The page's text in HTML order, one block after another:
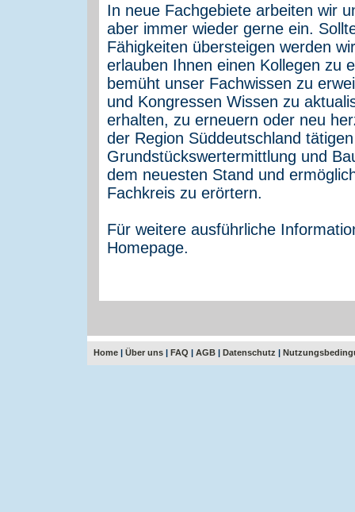
In neue Fachgebiete arbeiten wir
aber immer wieder gerne ein.
Fähigkeiten übersteigen werden
erlauben Ihnen einen Kollegen zu
bemüht unser Fachwissen zu
und Kongressen Wissen zu
erhalten, zu erneuern oder neu
der Region Süddeutschland
Grundstückswertermittlung und
dem neuesten Stand und
Fachkreis zu erörtern.
Für weitere ausführliche
Homepage.
Home | Über uns | FAQ | AGB | Datenschutz |